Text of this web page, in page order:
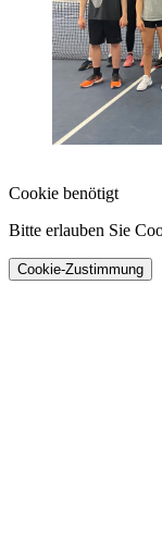
Cookie benötigt
Bitte erlauben Sie
Cookie-Zustimmung